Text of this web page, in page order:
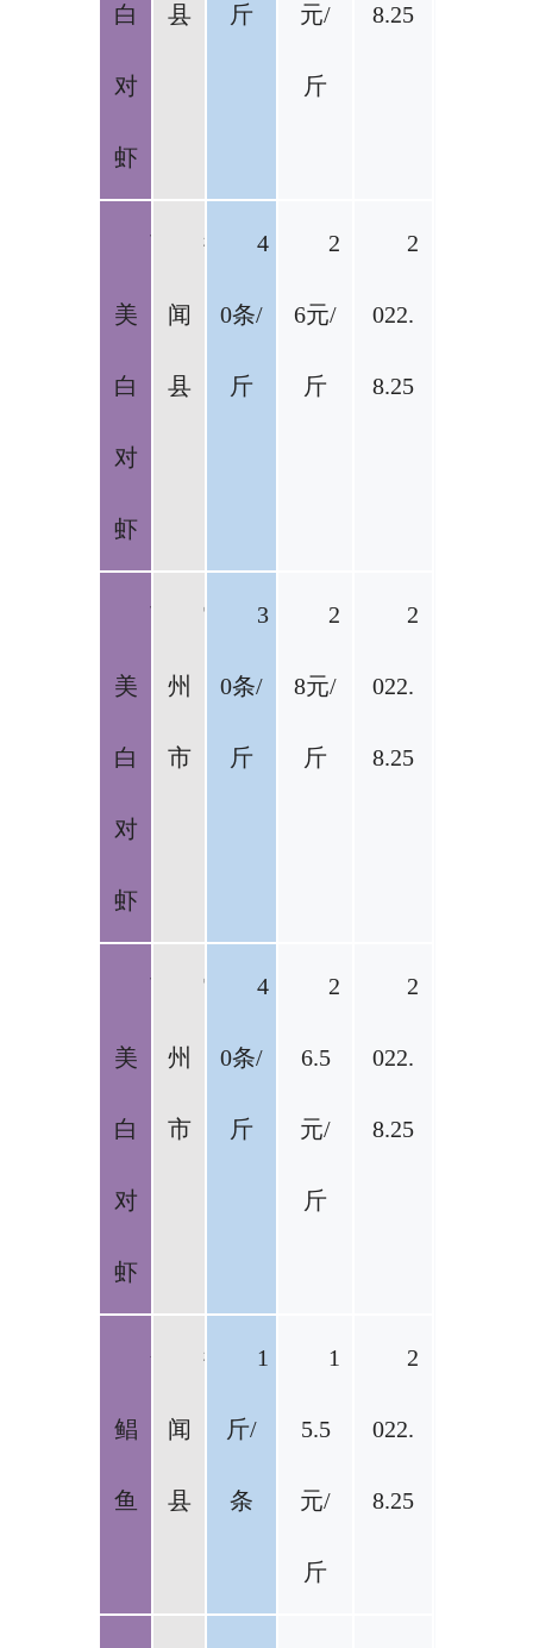
白
对
虾
县 斤 元/
斤
8.25
南
美
白
对
虾
徐
闻
县
4
0条/
斤
2
6元/
斤
2
022.
8.25
南
美
白
对
虾
雷
州
市
3
0条/
斤
2
8元/
斤
2
022.
8.25
南
美
白
对
虾
雷
州
市
4
0条/
斤
2
6.5
元/
斤
2
022.
8.25
金
鲳
鱼
徐
闻
县
1
斤/
条
1
5.5
元/
斤
2
022.
8.25